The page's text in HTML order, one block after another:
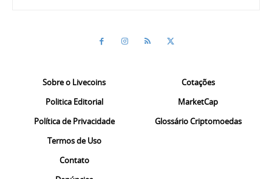
Sobre o Livecoins
Politica Editorial
Política de Privacidade
Termos de Uso
Contato
Cotações
MarketCap
Glossário Criptomoedas